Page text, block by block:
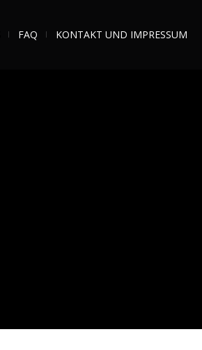
FAQ KONTAKT UND IMPRESSUM